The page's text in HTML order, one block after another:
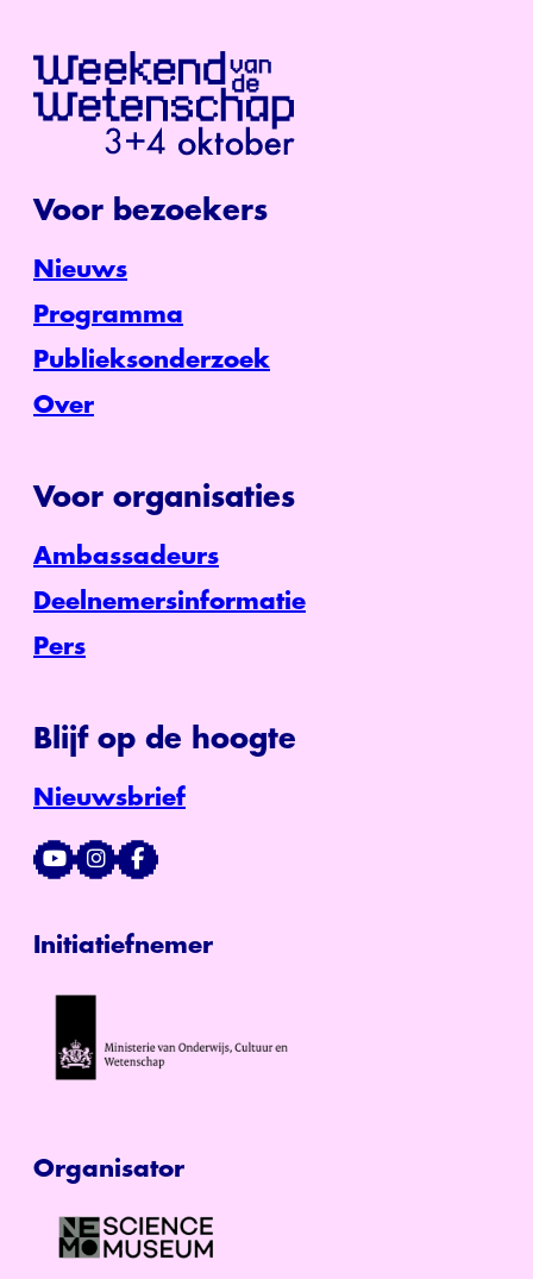
Voor bezoekers
Nieuws
Programma
Publieksonderzoek
Over
Voor organisaties
Ambassadeurs
Deelnemersinformatie
Pers
Blijf op de hoogte
Nieuwsbrief
Initiatiefnemer
Organisator